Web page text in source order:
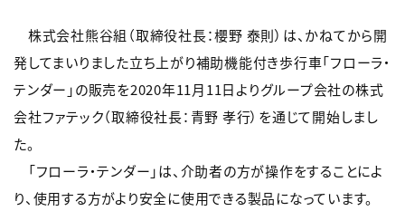
株式会社熊谷組（取締役社長：櫻野 泰則）は、かねてから開
発してまいりました立ち上がり補助機能付き歩行車「フローラ・
テンダー」の販売を2020年11月11日よりグループ会社の株式
会社ファテック（取締役社長：青野 孝行）を通じて開始しまし
た。
「フローラ・テンダー」は、介助者の方が操作をすることによ
り、使用する方がより安全に使用できる製品になっています。